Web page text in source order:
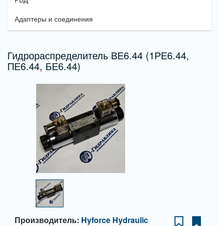
Адаптеры и соединения
Гидрораспределитель ВЕ6.44 (1РЕ6.44,
ПЕ6.44, БЕ6.44)
Производитель: Hyforce Hydraulic